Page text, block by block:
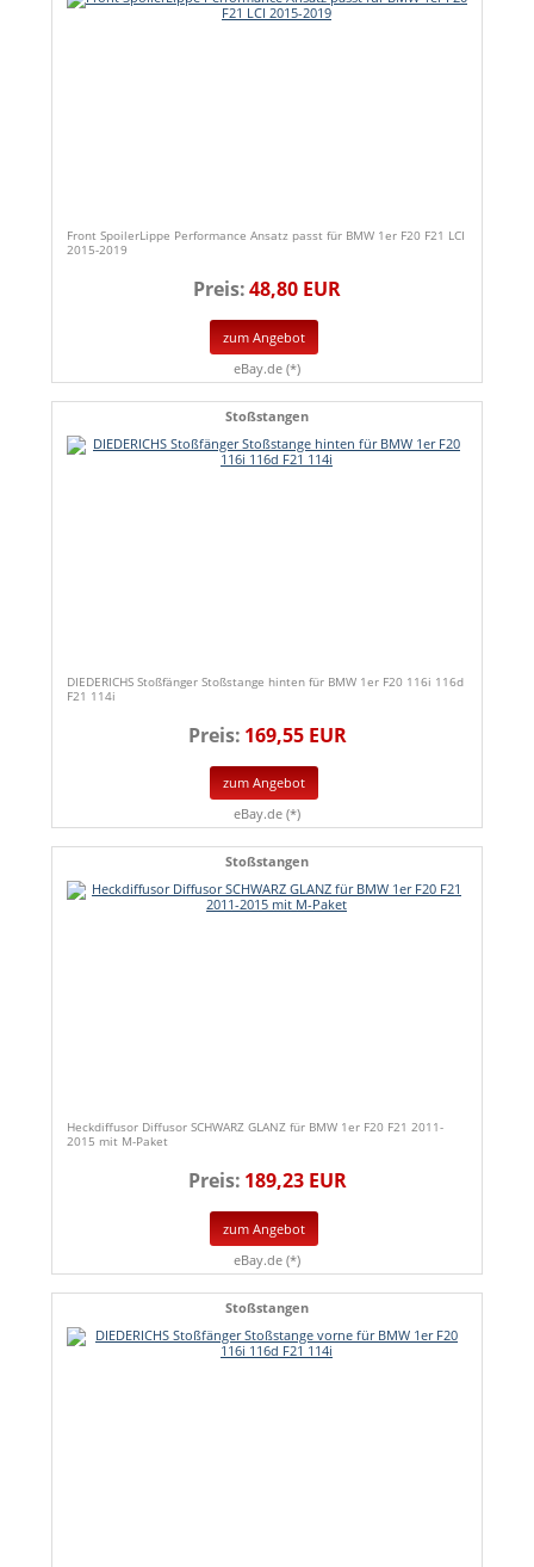
Front SpoilerLippe Performance Ansatz passt für BMW 1er F20 F21 LCI
2015-2019
Preis:48,80 EUR
zum Angebot
eBay.de (*)
Stoßstangen
DIEDERICHS Stoßfänger Stoßstange hinten für BMW 1er F20 116i 116d
F21 114i
Preis: 169,55 EUR
zum Angebot
eBay.de (*)
Stoßstangen
Heckdiffusor Diffusor SCHWARZ GLANZ für BMW 1er F20 F21 2011-
2015 mit M-Paket
Preis: 189,23 EUR
zum Angebot
eBay.de (*)
Stoßstangen